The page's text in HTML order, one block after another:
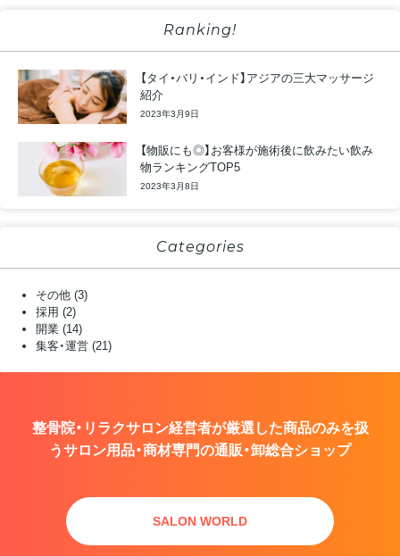
Ranking!
【タイ・バリ・インド】アジアの三大マッサージ
紹介
2023年3月9日
【物販にも◎】お客様が施術後に飲みたい飲み
物ランキングTOP5
2023年3月8日
Categories
その他 (3)
採用 (2)
開業 (14)
集客・運営 (21)
整骨院・リラクサロン経営者が厳選した商品のみを扱
うサロン用品・商材専門の通販・卸総合ショップ
SALON WORLD